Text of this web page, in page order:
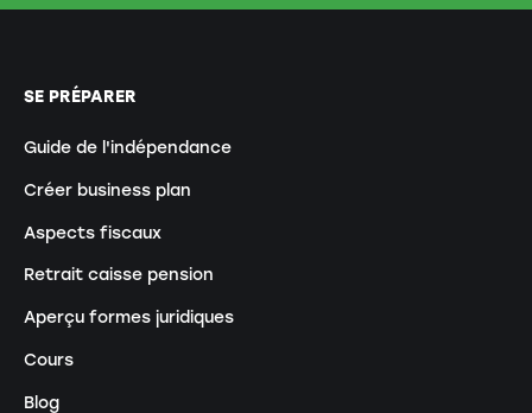
SE PRÉPARER
Guide de l'indépendance
Créer business plan
Aspects fiscaux
Retrait caisse pension
Aperçu formes juridiques
Cours
Blog